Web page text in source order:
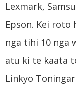
Lexmark,
Epson. Kei
nga tihi 10 nga
atu ki te kaata
Linkyo